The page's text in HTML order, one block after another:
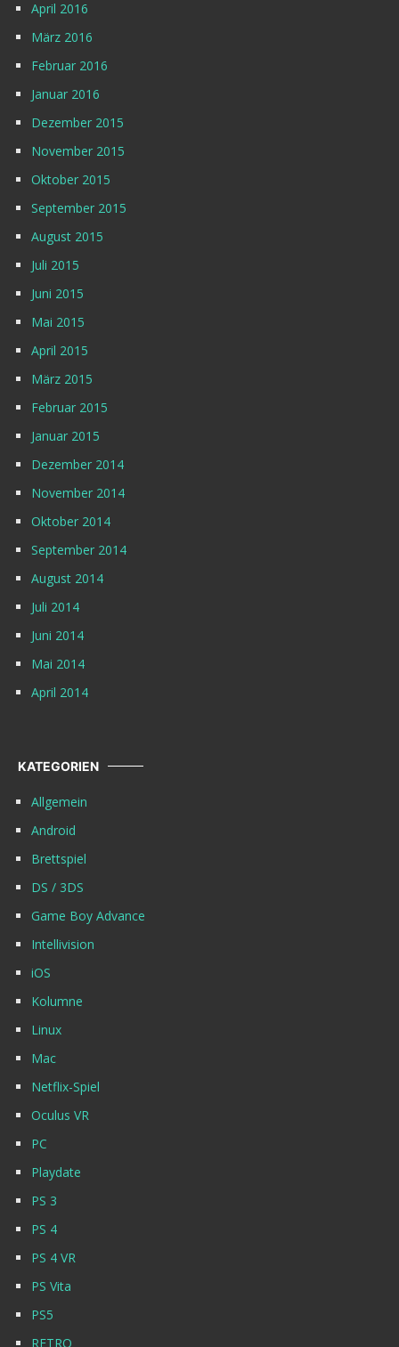
April 2016
März 2016
Februar 2016
Januar 2016
Dezember 2015
November 2015
Oktober 2015
September 2015
August 2015
Juli 2015
Juni 2015
Mai 2015
April 2015
März 2015
Februar 2015
Januar 2015
Dezember 2014
November 2014
Oktober 2014
September 2014
August 2014
Juli 2014
Juni 2014
Mai 2014
April 2014
KATEGORIEN
Allgemein
Android
Brettspiel
DS / 3DS
Game Boy Advance
Intellivision
iOS
Kolumne
Linux
Mac
Netflix-Spiel
Oculus VR
PC
Playdate
PS 3
PS 4
PS 4 VR
PS Vita
PS5
RETRO